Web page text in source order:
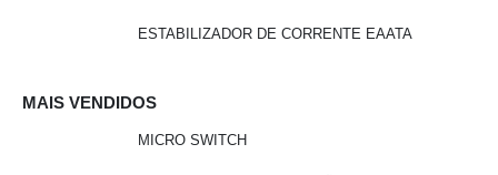
ESTABILIZADOR DE CORRENTE EAATA
MAIS VENDIDOS
MICRO SWITCH